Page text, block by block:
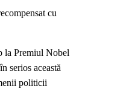
cu
la Premiul Nobel
serios această
politicii